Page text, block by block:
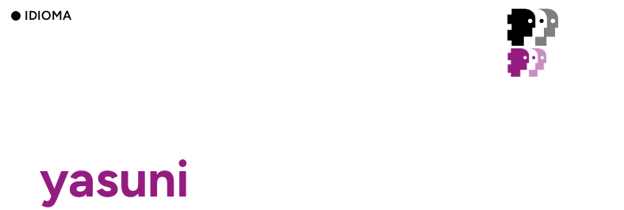
IDIOMA
yasuni